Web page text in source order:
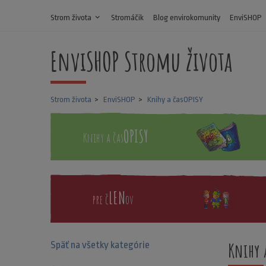
Strom života expand_more Stromáčik Blog envirokomunity EnviSHOP
EnviSHOP Stromu života
Strom života EnviSHOP Knihy a časOPISY
Knihy a časOPISY
pre čLENov
Späť na všetky kategórie Knihy